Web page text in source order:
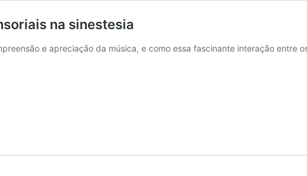
na sinestesia
e apreciação da música, e como essa fascinante interação entre